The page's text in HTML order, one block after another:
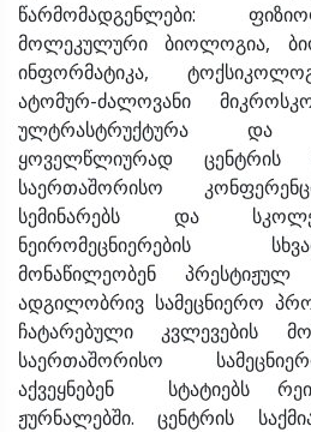
წარმომადგენლები:
მოლეკულური ბიოლოგია,
ინფორმატიკა,
ატომურ-ძალოვანი
ულტრასტრუქტურა და
ყოველწლიურად ცენტრის
საერთაშორისო
სემინარებს და
ნეირომეცნიერების
მონაწილეობენ
ადგილობრივ სამეცნიერო
ჩატარებული კვლევების
საერთაშორისო
აქვეყნებენ სტატიებს
ჟურნალებში. ცენტრის